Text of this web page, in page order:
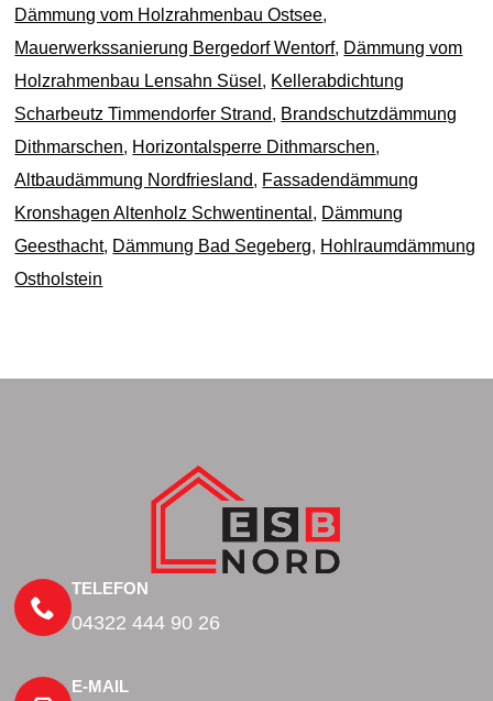
Dämmung vom Holzrahmenbau Ostsee,
Mauerwerkssanierung Bergedorf Wentorf, Dämmung vom
Holzrahmenbau Lensahn Süsel , Kellerabdichtung
Scharbeutz Timmendorfer Strand, Brandschutzdämmung
Dithmarschen, Horizontalsperre Dithmarschen,
Altbaudämmung Nordfriesland, Fassadendämmung
Kronshagen Altenholz Schwentinental , Dämmung
Geesthacht, Dämmung Bad Segeberg, Hohlraumdämmung
Ostholstein
TELEFON
04322 444 90 26
E-MAIL